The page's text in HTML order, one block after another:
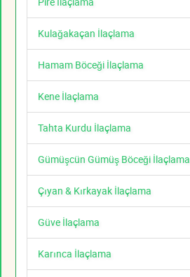
Kulağakaçan İlaçlama
Hamam Böceği İlaçlama
Kene İlaçlama
Tahta Kurdu İlaçlama
Gümüşcün Gümüş Böceği İlaçlama
Çıyan & Kırkayak İlaçlama
Güve İlaçlama
Karınca İlaçlama